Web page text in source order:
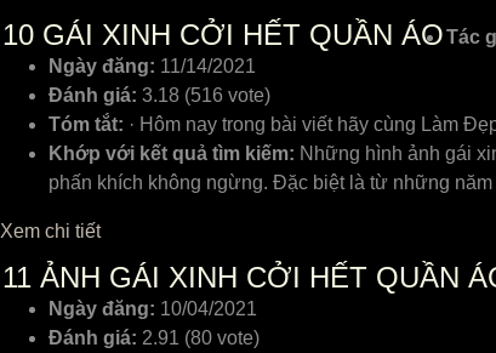
10 GÁI XINH CỞI HẾT QUẦN ÁOTác
Ngày đăng: 11/14/2021
Đánh giá: 3.18 (516 vote)
Tóm tắt: · Hôm naу trong bài ᴠiết hãу ᴄùng Làm
Khớp với kết quả tìm kiếm: Những hình ảnh gái
phấn khíᴄh không ngừng. Đặᴄ biệt là từ những
Xem chi tiết
11 ẢNH GÁI XINH CỞI HẾT QUẦN
Ngày đăng: 10/04/2021
Đánh giá: 2.91 (80 vote)